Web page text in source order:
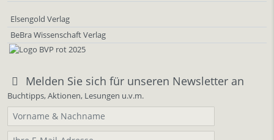
Elsengold Verlag
BeBra Wissenschaft Verlag
Melden Sie sich für unseren Newsletter an
Buchtipps, Aktionen, Lesungen u.v.m.